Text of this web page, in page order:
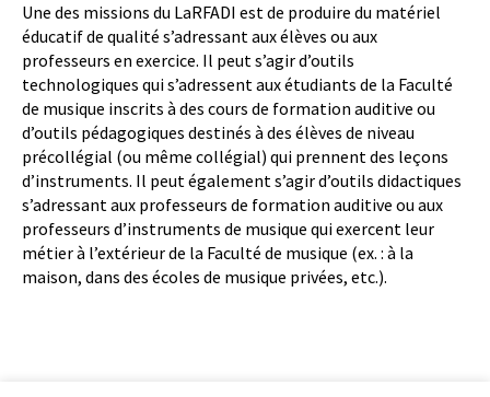
Une des missions du LaRFADI est de produire du matériel
éducatif de qualité s’adressant aux élèves ou aux
professeurs en exercice. Il peut s’agir d’outils
technologiques qui s’adressent aux étudiants de la Faculté
de musique inscrits à des cours de formation auditive ou
d’outils pédagogiques destinés à des élèves de niveau
précollégial (ou même collégial) qui prennent des leçons
d’instruments. Il peut également s’agir d’outils didactiques
s’adressant aux professeurs de formation auditive ou aux
professeurs d’instruments de musique qui exercent leur
métier à l’extérieur de la Faculté de musique (ex. : à la
maison, dans des écoles de musique privées, etc.).